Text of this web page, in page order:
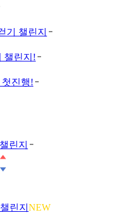
기 챌린지
챌린지!
진행!
린지
린지 NEW